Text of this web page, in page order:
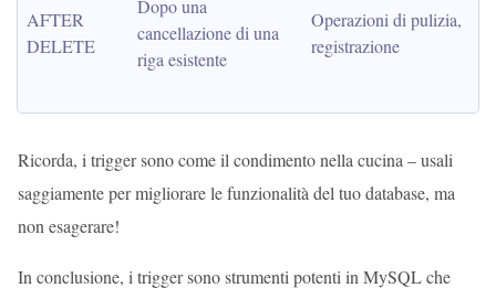
AFTER
DELETE
Dopo una
cancellazione di una
riga esistente
Operazioni di pulizia,
registrazione
Ricorda, i trigger sono come il condimento nella cucina – usali
saggiamente per migliorare le funzionalità del tuo database, ma
non esagerare!
In conclusione, i trigger sono strumenti potenti in MySQL che